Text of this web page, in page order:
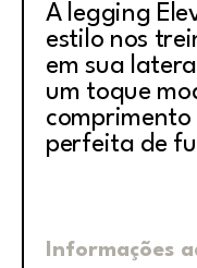
A legging
estilo nos
em sua
um toque
perfeita de
Informações